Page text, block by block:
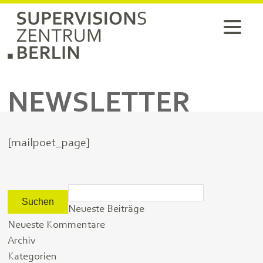
NEWSLETTER
[mailpoet_page]
Suchen
nach:
Neueste Beiträge
Neueste Kommentare
Archiv
Kategorien